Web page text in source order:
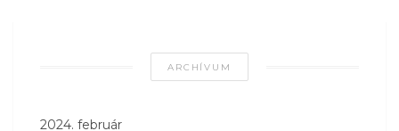
ARCHÍVUM
2024. február